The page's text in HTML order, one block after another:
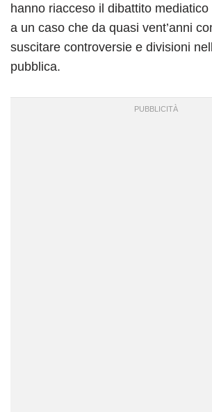
hanno riacceso il dibattito
a un caso che da quasi vent’anni
suscitare controversie e divisioni
pubblica.